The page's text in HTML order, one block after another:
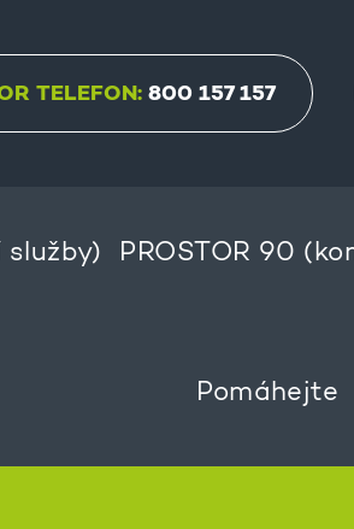
TELEFON: 800 157 157
služby) PROSTOR 90
Pomáhejte